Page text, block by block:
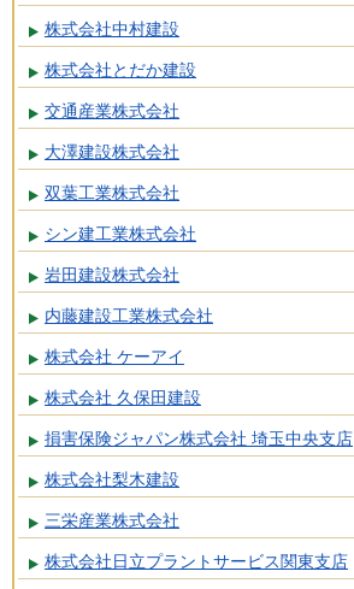
株式会社中村建設
株式会社とだか建設
交通産業株式会社
大澤建設株式会社
双葉工業株式会社
シン建工業株式会社
岩田建設株式会社
内藤建設工業株式会社
株式会社 ケーアイ
株式会社 久保田建設
損害保険ジャパン株式会社 埼玉中央支店
株式会社梨木建設
三栄産業株式会社
株式会社日立プラントサービス関東支店